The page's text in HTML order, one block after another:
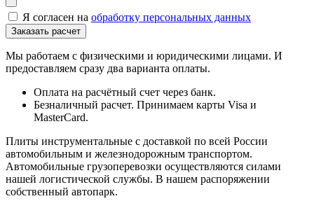
Я согласен на обработку персональных данных
Мы работаем с физическими и юридическими лицами. И
предоставляем сразу два варианта оплаты.
Оплата на расчётный счет через банк.
Безналичный расчет. Принимаем карты Visa и
MasterCard.
Плиты инструментальные с доставкой по всей России
автомобильным и железнодорожным транспортом.
Автомобильные грузоперевозки осуществляются силами
нашей логистической службы. В нашем распоряжении
собственный автопарк.